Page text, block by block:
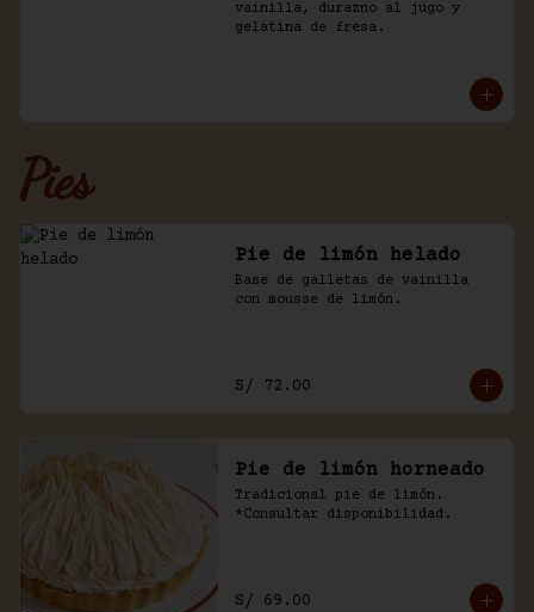
vainilla, durazno al jugo y
gelatina de fresa.
Pies
Pie de limón helado
Base de galletas de vainilla
con mousse de limón.
S/ 72.00
Pie de limón horneado
Tradicional pie de limón.
*Consultar disponibilidad.
S/ 69.00